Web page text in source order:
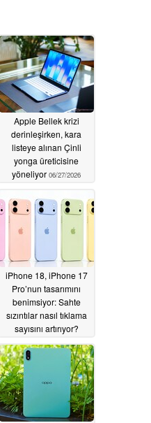
Apple Bellek krizi
derinleşirken, kara
listeye alınan Çinli
yonga üreticisine
yöneliyor 06/27/2026
iPhone 18, iPhone 17
Pro’nun tasarımını
benimsiyor: Sahte
sızıntılar nasıl tıklama
sayısını artırıyor?
06/23/2026